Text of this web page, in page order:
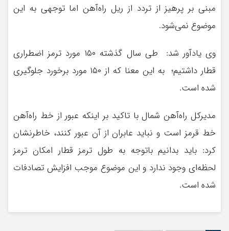
مبنی بر پرهیز از تردد از ریل راه‌آهن اما توجهی به این
موضوع نمی‌شود.
وی یادآور شد: طی سال گذشته ۱۵۰ مورد ترمز اضطراری
قطار داشتیم؛ به این معنا که از ۱۵۰ مورد برخورد جلوگیری
شده است.
مدیرکل راه‌آهن شمال با تاکید بر اینکه عبور از خط راه‌آهن
خط قرمز است و نباید عابران از آن عبور کنند، خاطرنشان
کرد: باید بدانیم باتوجه به طول ترمز قطار امکان ترمز
لحظه‌ای وجود ندارد و این موضوع موجب افزایش تصادفات
شده است.